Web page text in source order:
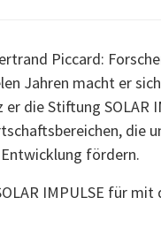
Piccard:
Jahren macht er
die Stiftung SOLAR
die
fördern.
IMPULSE für